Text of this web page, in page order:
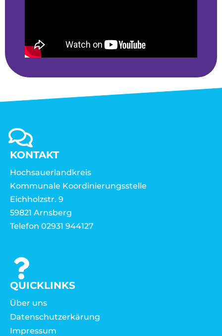
KONTAKT
Hochsauerlandkreis
Kommunale Koordinierungsstelle
Eichholzstr. 9
59821 Arnsberg
Telefon 02931 944127
QUICKLINKS
Über uns
Datenschutzerkärung
Impressum